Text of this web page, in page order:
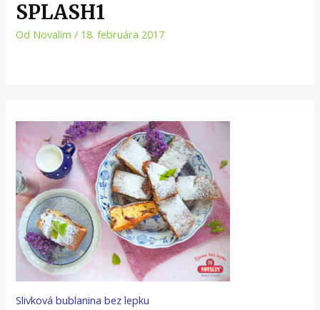
SPLASH1
Od Novalim/ 18. februára 2017
Slivková bublanina bez lepku